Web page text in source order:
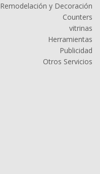
Remodelación y Decoración
Counters
vitrinas
Herramientas
Publicidad
Otros Servicios